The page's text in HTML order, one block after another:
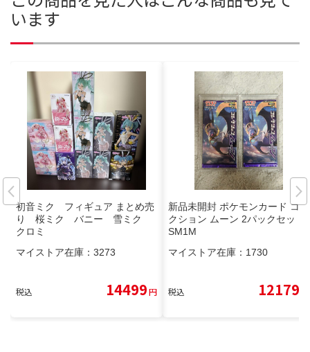
います
初音ミク フィギュア まとめ売
り 桜ミク バニー 雪ミク
クロミ
マイストア在庫： 3273
税込 14499円
新品未開封 ポケモンカード コレ
クション ムーン 2パックセット
SM1M
マイストア在庫： 1730
税込 12179